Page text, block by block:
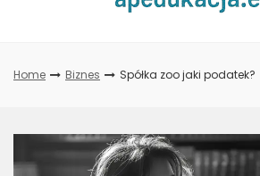
Home Biznes Spółka zoo jaki podatek?